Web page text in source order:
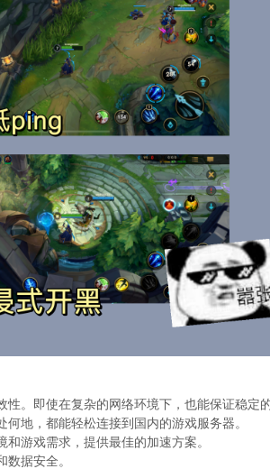
。即使在复杂的网络环境下，也能保证稳定
地，都能轻松连接到国内的游戏服务器。
游戏需求，提供最佳的加速方案。
据安全。